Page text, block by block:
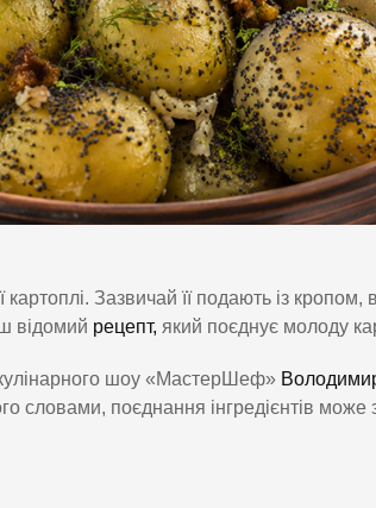
Зазвичай її подають із
відомий рецепт, який поєднує молоду
шоу «МастерШеф»
словами, поєднання інгредієнтів